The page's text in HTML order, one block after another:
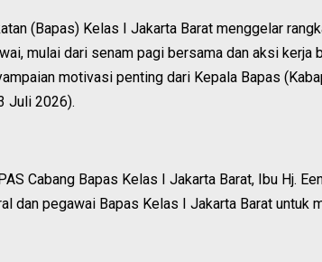
(Bapas) Kelas I Jakarta Barat menggelar
mulai dari senam pagi bersama dan aksi kerja
motivasi penting dari Kepala Bapas
Juli 2026).
Cabang Bapas Kelas I Jakarta Barat, Ibu Hj.
dan pegawai Bapas Kelas I Jakarta Barat untuk